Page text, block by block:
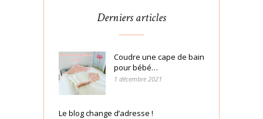
Derniers articles
Coudre une cape de bain
pour bébé…
1 décembre 2021
Le blog change d’adresse !